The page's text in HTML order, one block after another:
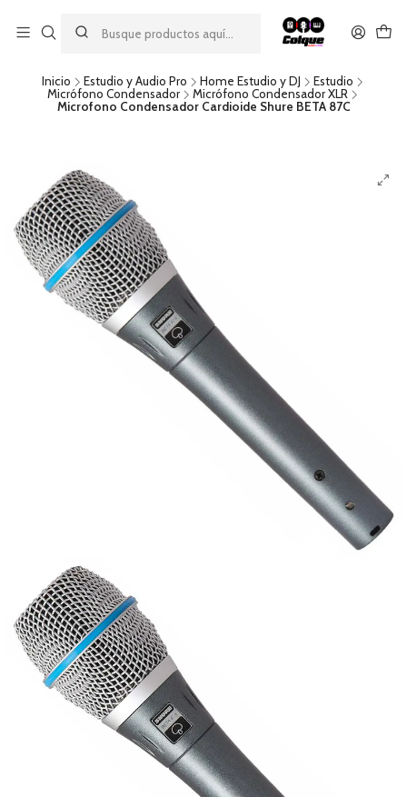
descuento por pago con transferencia bancaria
por una compra mínima de $49.990. Este descuento no es
acumulable a otras promociones ni aplicable a gastos de envío.
Inicio Estudio y Audio Pro Home Estudio y DJ
Estudio
Micrófono Condensador
Micrófono Condensador XLR
Microfono Condensador Cardioide Shure BETA 87C